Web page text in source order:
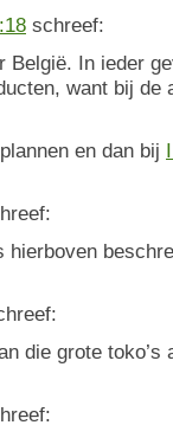
schreef:
In ieder
want bij de
en dan bij
die grote toko’s